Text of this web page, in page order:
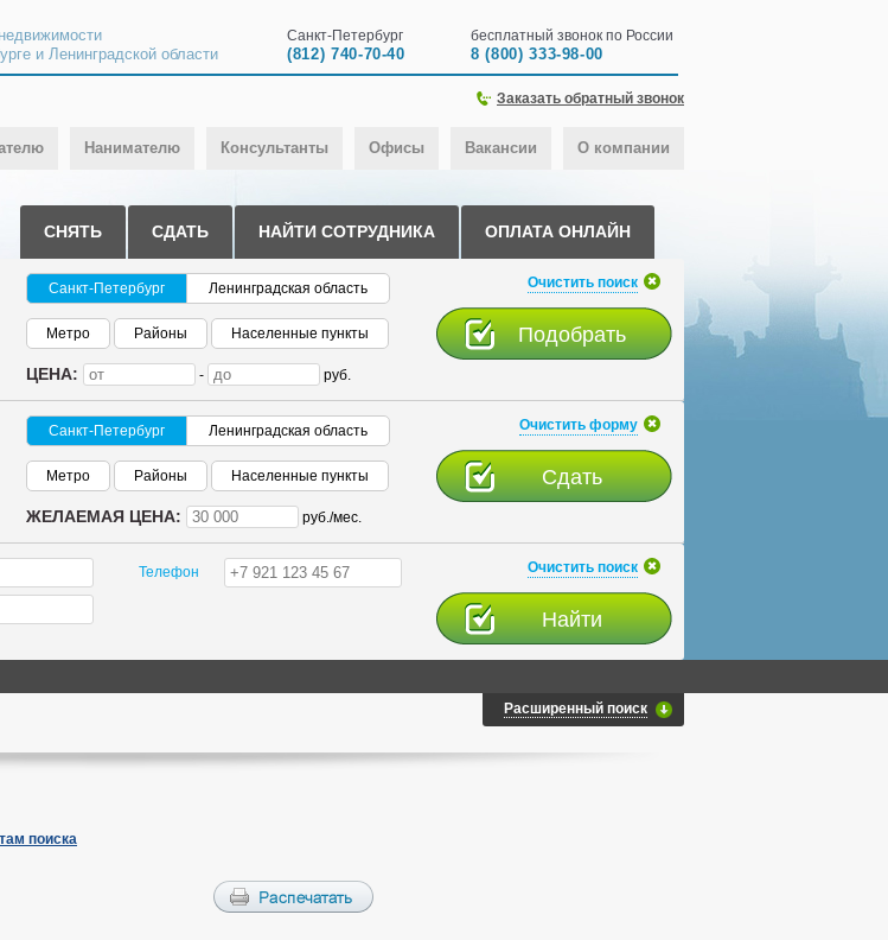
и Ленинградской области
Санкт-Петербург
(812) 740-70-40
бесплатный звонок по России
8 (800) 333-98-00
Заказать обратный звонок
Нанимателю Консультанты Офисы Вакансии О компании
СНЯТЬ СДАТЬ НАЙТИ СОТРУДНИКА ОПЛАТА ОНЛАЙН
Санкт-Петербург Ленинградская область
Метро Районы Населенные пункты
ЦЕНА: - руб.
Очистить поиск
Санкт-Петербург Ленинградская область
Метро Районы Населенные пункты
ЖЕЛАЕМАЯ ЦЕНА: руб./мес.
Очистить форму
Телефон Очистить поиск
Расширенный поиск
поиска